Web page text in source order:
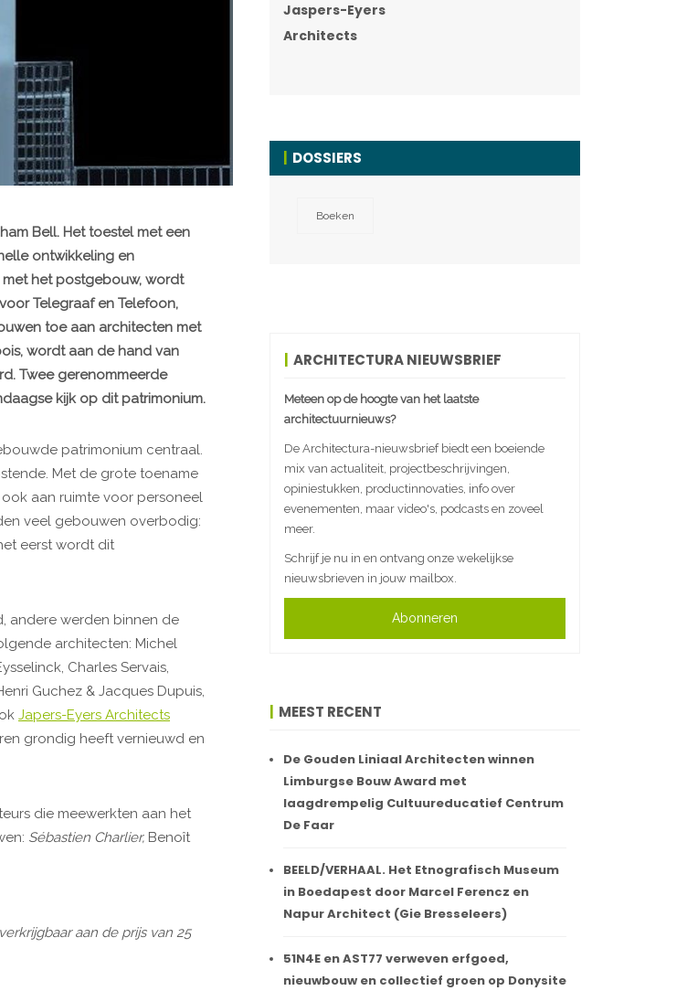
Bell. Het toestel met een
ontwikkeling en
het postgebouw, wordt
Telegraaf en Telefoon,
toe aan architecten met
wordt aan de hand van
Twee gerenommeerde
kijk op dit patrimonium.
patrimonium centraal.
Met de grote toename
aan ruimte voor personeel
veel gebouwen overbodig:
eerst wordt dit
andere werden binnen de
architecten: Michel
Charles Servais,
Guchez & Jacques Dupuis,
Japers-Eyers Architects
grondig heeft vernieuwd en
die meewerkten aan het
Sébastien Charlier, Benoît
aan de prijs van 25
Jaspers-Eyers
Architects
DOSSIERS
Boeken
ARCHITECTURA NIEUWSBRIEF
Meteen op de hoogte van het laatste
architectuurnieuws?
De Architectura-nieuwsbrief biedt een boeiende
mix van actualiteit, projectbeschrijvingen,
opiniestukken, productinnovaties, info over
evenementen, maar video's, podcasts en zoveel
meer.
Schrijf je nu in en ontvang onze wekelijkse
nieuwsbrieven in jouw mailbox.
Abonneren
MEEST RECENT
De Gouden Liniaal Architecten winnen
Limburgse Bouw Award met
laagdrempelig Cultuureducatief Centrum
De Faar
BEELD/VERHAAL. Het Etnografisch Museum
in Boedapest door Marcel Ferencz en
Napur Architect (Gie Bresseleers)
51N4E en AST77 verweven erfgoed,
nieuwbouw en collectief groen op Donysite